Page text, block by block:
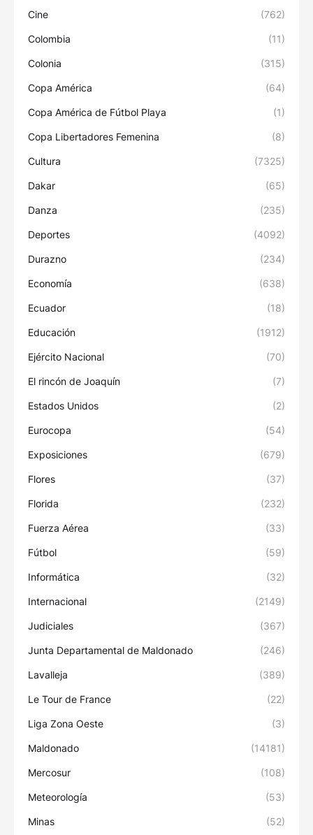
Cine (762)
Colombia (11)
Colonia (315)
Copa América (64)
Copa América de Fútbol Playa (1)
Copa Libertadores Femenina (8)
Cultura (7325)
Dakar (65)
Danza (235)
Deportes (4092)
Durazno (234)
Economía (638)
Ecuador (18)
Educación (1912)
Ejército Nacional (70)
El rincón de Joaquín (7)
Estados Unidos (2)
Eurocopa (54)
Exposiciones (679)
Flores (37)
Florida (232)
Fuerza Aérea (33)
Fútbol (59)
Informática (32)
Internacional (2149)
Judiciales (367)
Junta Departamental de Maldonado (246)
Lavalleja (389)
Le Tour de France (22)
Liga Zona Oeste (3)
Maldonado (14181)
Mercosur (108)
Meteorología (53)
Minas (52)